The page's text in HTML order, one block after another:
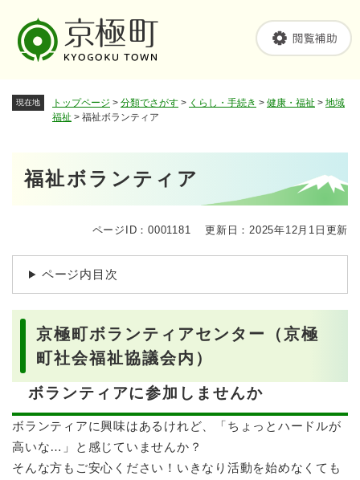
現在地 トップページ > 分類でさがす > くらし・手続き > 健康・福祉 > 地域
福祉 > 福祉ボランティア
文福祉ボランティア
ページID：0001181 更新日：2025年12月1日更新
ページ内目次
京極町ボランティアセンター（京極
町社会福祉協議会内）
ボランティアに参加しませんか
ボランティアに興味はあるけれど、「ちょっとハードルが
高いな…」と感じていませんか？
そんな方もご安心ください！いきなり活動を始めなくても